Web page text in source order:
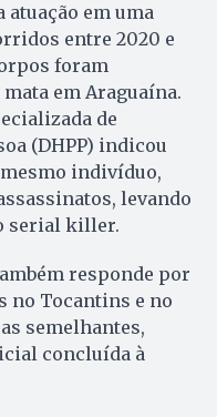
em uma
entre 2020 e
foram
em Araguaína.
de
(DHPP) indicou
indivíduo,
levando
serial killer.
responde por
no Tocantins e no
semelhantes,
concluída à